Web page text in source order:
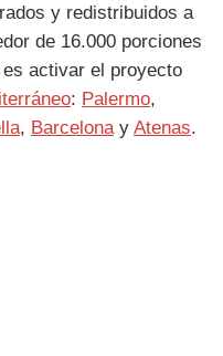
y redistribuidos a
de 16.000 porciones
activar el proyecto
: Palermo,
, Barcelona y Atenas.